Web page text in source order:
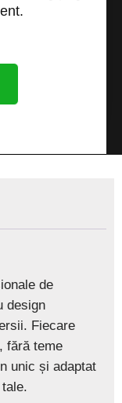
de
design
Fiecare
, fără teme
unic și adaptat